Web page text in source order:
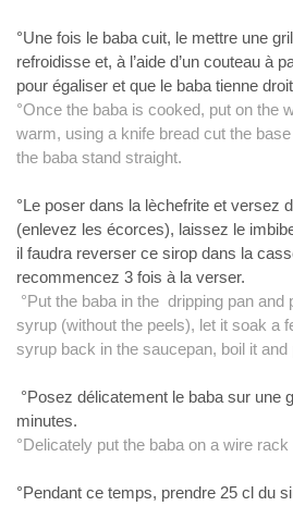
°Une fois le baba cuit, le mettre une
refroidisse et, à l’aide d’un couteau à
pour égaliser et que le baba tienne
°Once the baba is cooked, put on the
warm, using a knife bread cut the
the baba stand straight.
°Le poser dans la lèchefrite et versez
(enlevez les écorces), laissez le
il faudra reverser ce sirop dans la
recommencez 3 fois à la verser.
°Put the baba in the dripping pan and
syrup (without the peels), let it soak a
syrup back in the saucepan, boil it
°Posez délicatement le baba sur une
minutes.
°Delicately put the baba on a wire
°Pendant ce temps, prendre 25 cl du